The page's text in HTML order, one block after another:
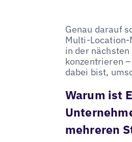
Genau darauf
Multi-
in der nächsten
konzentrieren
dabei bist,
Warum ist
mehreren